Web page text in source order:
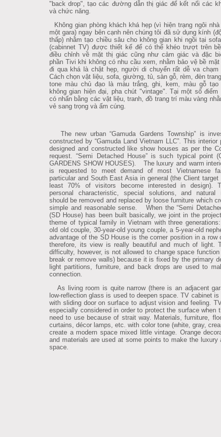
"back drop", tạo các đường dẫn thị giác để kết nối các
và chức năng.
Không gian phòng khách khá hẹp (vì hiện trạng ngôi
một gara) ngay bên cạnh nên chúng tôi đã sử dụng kính
thấp) nhằm tạo chiều sâu cho không gian khi ngồi tại
(cabinnet TV) được thiết kế để có thể khéo trượt trên
điều chỉnh về mặt thị giác cũng như cảm giác và đặc
phần Tivi khi không có nhu cầu xem, nhằm bảo vệ bề
đi qua khá là chật hẹp, người di chuyển rất dễ va
Cách chọn vật liệu, sofa, giường, tủ, sàn gỗ, rèm, đèn
tone màu chủ đạo là màu trắng, ghi, kem, màu gỗ tạo
không gian hiện đại, pha chút "vintage". Tại một số điểm
có nhấn bằng các vật liệu, tranh, đồ trang trí màu vàng
vẻ sang trọng và ấm cúng.
The new urban “Gamuda Gardens Township” is
constructed by “Gamuda Land Vietnam LLC”. This interior
designed and constructed like show houses as per the
request. “Semi Detached House” is such typical point
GARDENS SHOW HOUSES).
The luxury and warm
is requested to meet demand of most Vietnamese
particular and South East Asia in general (the Client
least 70% of visitors become interested in design).
personal characteristic, special solutions, and natural
should be removed and replaced by loose furniture which
simple and reasonable sense.
When the “Semi
(SD House) has been built basically, we joint in the
theme of typical family in Vietnam with three
old old couple, 30-year-old young couple, a 5-year-old
advantage of the SD House is the corner position in a row
therefore, its view is really beautiful and much of light.
difficulty, however, is not allowed to change space
break or remove walls) because it is fixed by the primary
light partitions, furniture, and back drops are used to
connection.
As living room is quite narrow (there is an adjacent
low-reflection glass is used to deepen space. TV cabinet is
with sliding door on surface to adjust vision and feeling.
especially considered in order to protect the surface when
need to use because of strait way. Materials, furniture,
curtains, décor lamps, etc. with color tone (white, gray,
create a modern space mixed little vintage. Orange
and materials are used at some points to make the luxury
space.